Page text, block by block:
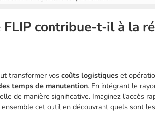
FLIP contribue-t-il à la
transformer vos coûts logistiques et
temps de manutention. En intégrant le
de manière significative. Imaginez l'accès
cet outil en découvrant quels sont